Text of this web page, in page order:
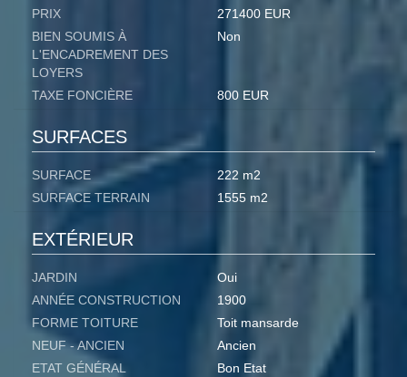
PRIX
271400 EUR
BIEN SOUMIS À
L'ENCADREMENT DES
LOYERS
Non
TAXE FONCIÈRE 800 EUR
SURFACES
SURFACE
222 m2
SURFACE TERRAIN
1555 m2
EXTÉRIEUR
JARDIN
Oui
ANNÉE CONSTRUCTION
1900
FORME TOITURE
Toit mansarde
NEUF - ANCIEN
Ancien
ETAT GÉNÉRAL
Bon Etat